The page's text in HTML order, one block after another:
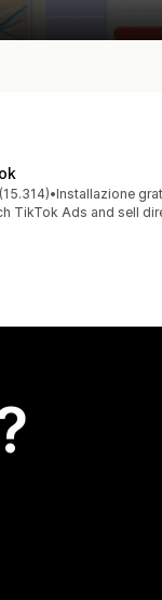
su 5
(15.314)
recensioni totali
•Installazione
TikTok Ads and sell